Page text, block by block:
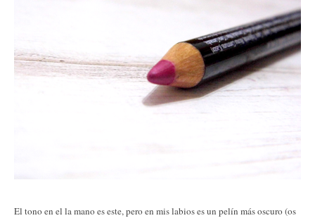
El tono en el la mano es este, pero en mis labios es un pelín más oscuro (os